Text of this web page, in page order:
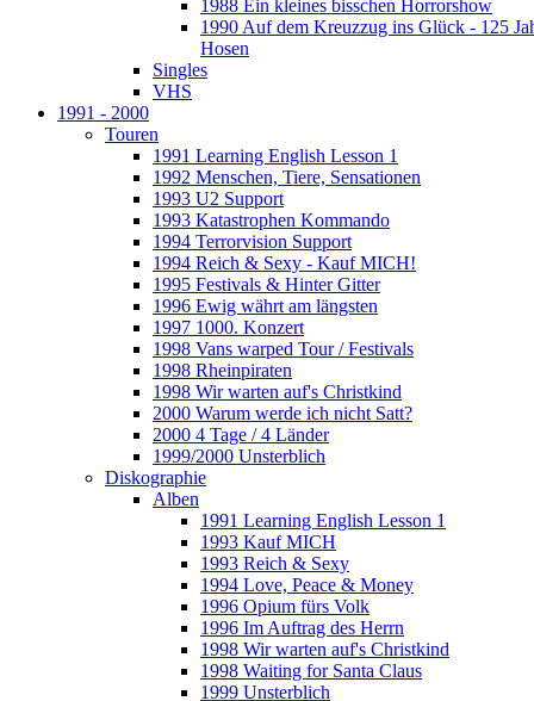
1988 Ein kleines bisschen Horrorshow
1990 Auf dem Kreuzzug ins Glück - 125
Hosen
Singles
VHS
1991 - 2000
Touren
1991 Learning English Lesson 1
1992 Menschen, Tiere, Sensationen
1993 U2 Support
1993 Katastrophen Kommando
1994 Terrorvision Support
1994 Reich & Sexy - Kauf MICH!
1995 Festivals & Hinter Gitter
1996 Ewig währt am längsten
1997 1000. Konzert
1998 Vans warped Tour / Festivals
1998 Rheinpiraten
1998 Wir warten auf's Christkind
2000 Warum werde ich nicht Satt?
2000 4 Tage / 4 Länder
1999/2000 Unsterblich
Diskographie
Alben
1991 Learning English Lesson 1
1993 Kauf MICH
1993 Reich & Sexy
1994 Love, Peace & Money
1996 Opium fürs Volk
1996 Im Auftrag des Herrn
1998 Wir warten auf's Christkind
1998 Waiting for Santa Claus
1999 Unsterblich